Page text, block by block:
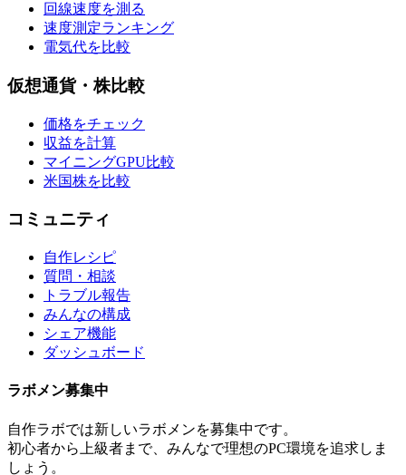
回線速度を測る
速度測定ランキング
電気代を比較
仮想通貨・株比較
価格をチェック
収益を計算
マイニングGPU比較
米国株を比較
コミュニティ
自作レシピ
質問・相談
トラブル報告
みんなの構成
シェア機能
ダッシュボード
ラボメン募集中
自作ラボでは新しいラボメンを募集中です。
初心者から上級者まで、みんなで理想のPC環境を追求しま
しょう。